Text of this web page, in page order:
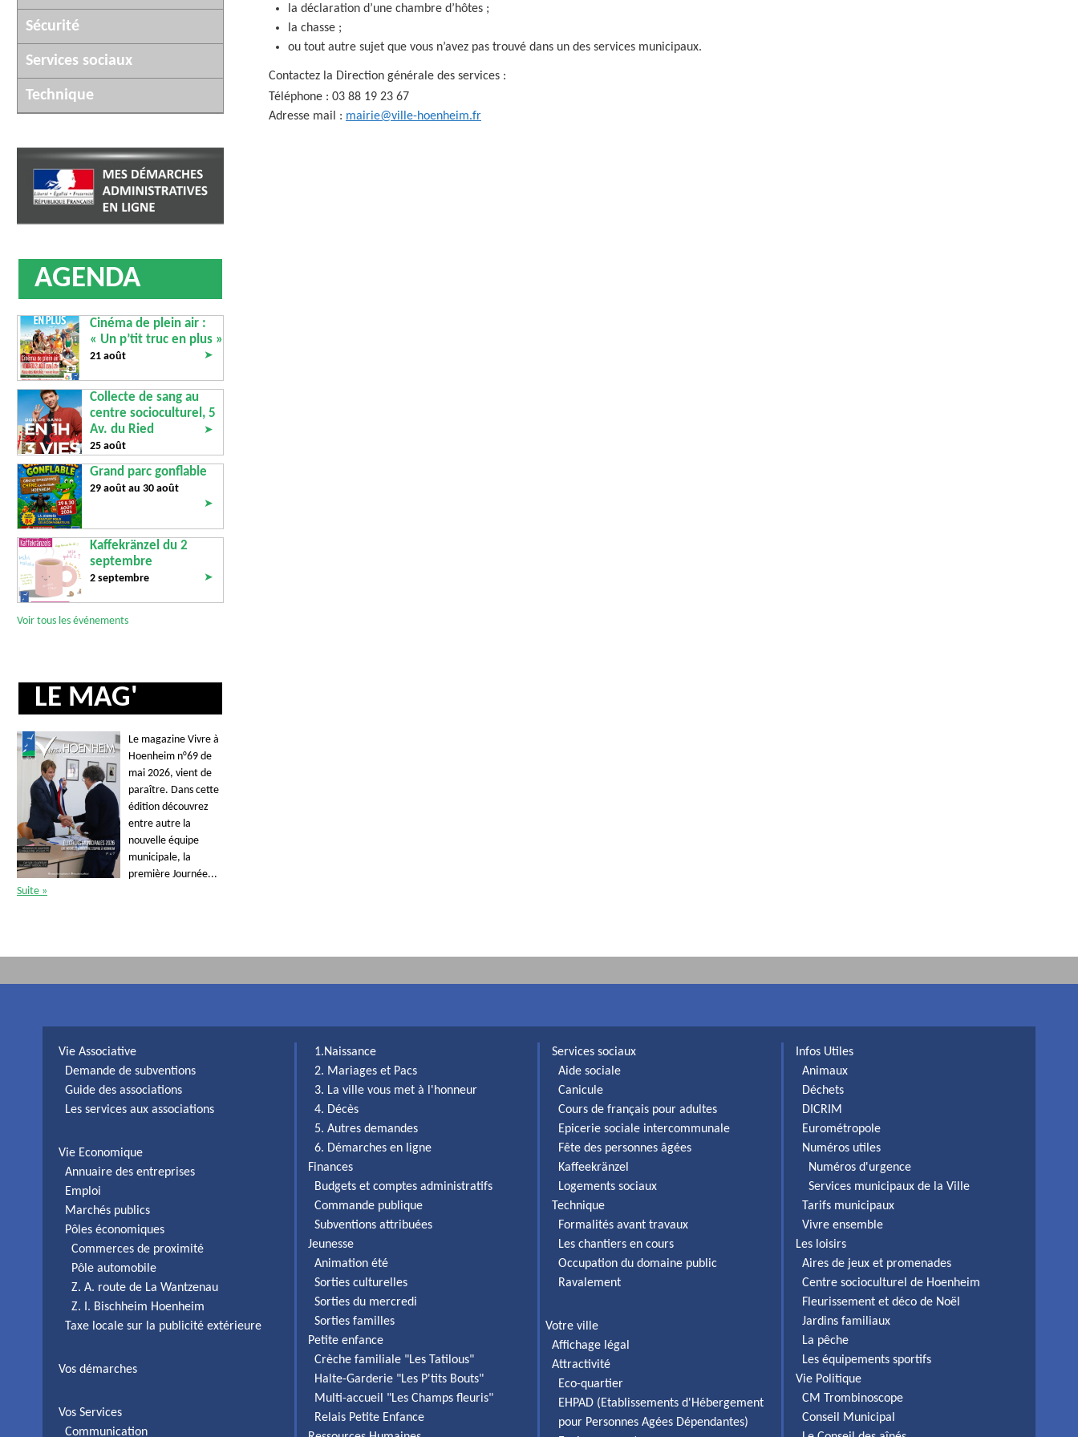
Sécurité
Services sociaux
Technique
AGENDA
Cinéma de plein air :
« Un p’tit truc en plus »
21 août ➤
Collecte de sang au
centre socioculturel, 5
Av. du Ried
25 août
➤
Grand parc gonflable
29 août au 30 août
➤
Kaffekränzel du 2
septembre
2 septembre ➤
Voir tous les événements
LE MAG'
Le magazine Vivre à
Hoenheim n°69 de
mai 2026, vient de
paraître. Dans cette
édition découvrez
entre autre la
nouvelle équipe
municipale, la
première Journée...
Suite »
la déclaration d’une chambre d’hôtes ;
la chasse ;
ou tout autre sujet que vous n’avez pas trouvé dans un des services municipaux.
Contactez la Direction générale des services :
Téléphone : 03 88 19 23 67
Adresse mail : mairie@ville-hoenheim.fr
Vie Associative
Demande de subventions
Guide des associations
Les services aux associations
Vie Economique
Annuaire des entreprises
Emploi
Marchés publics
Pôles économiques
Commerces de proximité
Pôle automobile
Z. A. route de La Wantzenau
Z. I. Bischheim Hoenheim
Taxe locale sur la publicité extérieure
Vos démarches
Vos Services
Communication
1.Naissance
2. Mariages et Pacs
3. La ville vous met à l'honneur
4. Décès
5. Autres demandes
6. Démarches en ligne
Finances
Budgets et comptes administratifs
Commande publique
Subventions attribuées
Jeunesse
Animation été
Sorties culturelles
Sorties du mercredi
Sorties familles
Petite enfance
Crèche familiale "Les Tatilous"
Halte-Garderie "Les P'tits Bouts"
Multi-accueil "Les Champs fleuris"
Relais Petite Enfance
Services sociaux
Aide sociale
Canicule
Cours de français pour adultes
Epicerie sociale intercommunale
Fête des personnes âgées
Kaffeekränzel
Logements sociaux
Technique
Formalités avant travaux
Les chantiers en cours
Occupation du domaine public
Ravalement
Votre ville
Affichage légal
Attractivité
Eco-quartier
EHPAD (Etablissements d'Hébergement
pour Personnes Agées Dépendantes)
Infos Utiles
Animaux
Déchets
DICRIM
Eurométropole
Numéros utiles
Numéros d'urgence
Services municipaux de la Ville
Tarifs municipaux
Vivre ensemble
Les loisirs
Aires de jeux et promenades
Centre socioculturel de Hoenheim
Fleurissement et déco de Noël
Jardins familiaux
La pêche
Les équipements sportifs
Vie Politique
CM Trombinoscope
Conseil Municipal